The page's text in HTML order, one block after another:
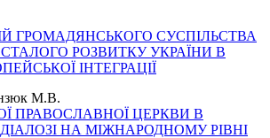
ГРОМАДЯНСЬКОГО СУСПІЛЬСТВА
РОЗВИТКУ УКРАЇНИ В
ІНТЕГРАЦІЇ
М.В.
ПРАВОСЛАВНОЇ ЦЕРКВИ В
НА МІЖНАРОДНОМУ РІВНІ